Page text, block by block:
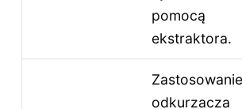
pomocą
ekstraktora.
Zastosowanie
odkurzacza